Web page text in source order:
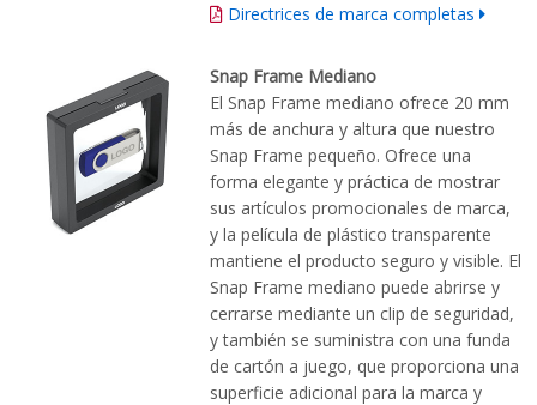
Directrices de marca completas
Snap Frame Mediano
El Snap Frame mediano ofrece 20 mm
más de anchura y altura que nuestro
Snap Frame pequeño. Ofrece una
forma elegante y práctica de mostrar
sus artículos promocionales de marca,
y la película de plástico transparente
mantiene el producto seguro y visible. El
Snap Frame mediano puede abrirse y
cerrarse mediante un clip de seguridad,
y también se suministra con una funda
de cartón a juego, que proporciona una
superficie adicional para la marca y